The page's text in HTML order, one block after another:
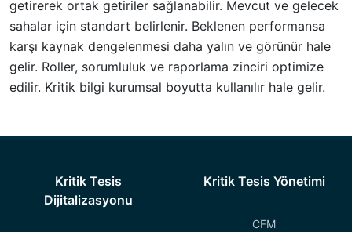
getirerek ortak getiriler sağlanabilir. Mevcut ve gelecek
sahalar için standart belirlenir. Beklenen performansa
karşı kaynak dengelenmesi daha yalın ve görünür hale
gelir. Roller, sorumluluk ve raporlama zinciri optimize
edilir. Kritik bilgi kurumsal boyutta kullanılır hale gelir.
Kritik Tesis
Dijitalizasyonu
Kritik Tesis Yönetimi
CFM